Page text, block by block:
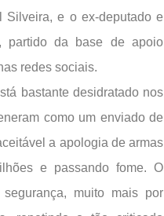
Silveira, e o ex-deputado e
partido da base de apoio
redes sociais.
bastante desidratado nos
como um enviado de
a apologia de armas
e passando fome. O
muito mais por